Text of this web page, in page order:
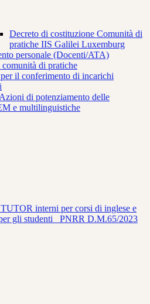
Decreto di costituzione Comunità di
pratiche IIS Galilei Luxemburg
personale (Docenti/ATA)
comunità di pratiche
il conferimento di incarichi
di potenziamento delle
e multilinguistiche
TUTOR interni per corsi di inglese e
gli studenti_ PNRR D.M.65/2023